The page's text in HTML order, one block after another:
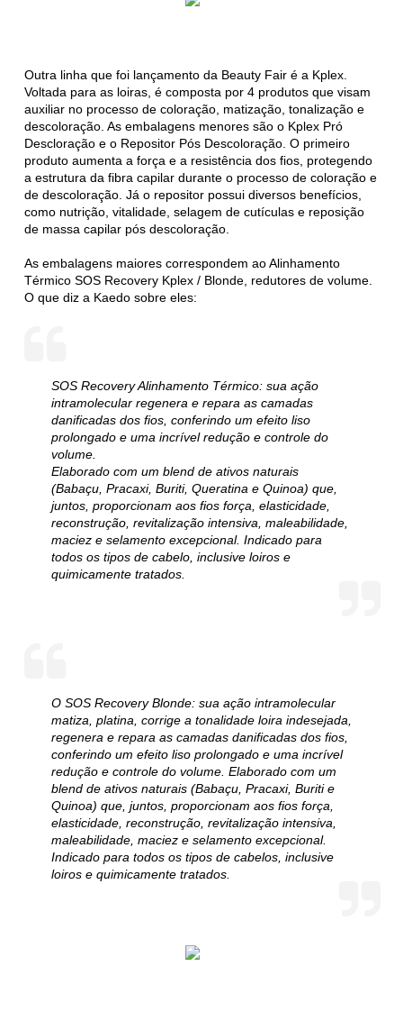
Outra linha que foi lançamento da Beauty Fair é a Kplex.
Voltada para as loiras, é composta por 4 produtos que visam
auxiliar no processo de coloração, matização, tonalização e
descoloração. As embalagens menores são o Kplex Pró
Descloração e o Repositor Pós Descoloração. O primeiro
produto aumenta a força e a resistência dos fios, protegendo
a estrutura da fibra capilar durante o processo de coloração e
de descoloração. Já o repositor possui diversos benefícios,
como nutrição, vitalidade, selagem de cutículas e reposição
de massa capilar pós descoloração.
As embalagens maiores correspondem ao Alinhamento
Térmico SOS Recovery Kplex / Blonde, redutores de volume.
O que diz a Kaedo sobre eles:
SOS Recovery Alinhamento Térmico: sua ação
intramolecular regenera e repara as camadas
danificadas dos fios, conferindo um efeito liso
prolongado e uma incrível redução e controle do
volume.
Elaborado com um blend de ativos naturais
(Babaçu, Pracaxi, Buriti, Queratina e Quinoa) que,
juntos, proporcionam aos fios força, elasticidade,
reconstrução, revitalização intensiva, maleabilidade,
maciez e selamento excepcional. Indicado para
todos os tipos de cabelo, inclusive loiros e
quimicamente tratados.
O SOS Recovery Blonde: sua ação intramolecular
matiza, platina, corrige a tonalidade loira indesejada,
regenera e repara as camadas danificadas dos fios,
conferindo um efeito liso prolongado e uma incrível
redução e controle do volume. Elaborado com um
blend de ativos naturais (Babaçu, Pracaxi, Buriti e
Quinoa) que, juntos, proporcionam aos fios força,
elasticidade, reconstrução, revitalização intensiva,
maleabilidade, maciez e selamento excepcional.
Indicado para todos os tipos de cabelos, inclusive
loiros e quimicamente tratados.